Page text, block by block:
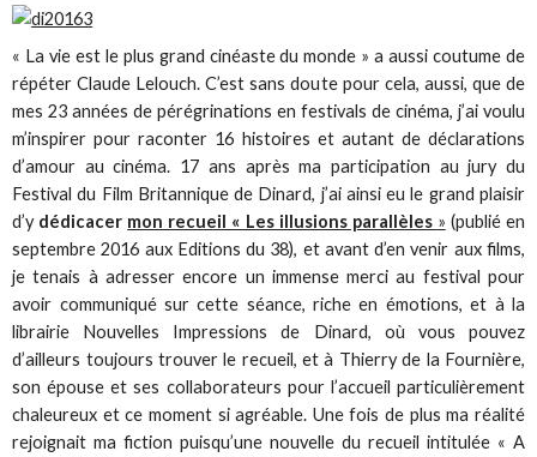
« La vie est le plus grand cinéaste du monde » a aussi coutume de
répéter Claude Lelouch. C’est sans doute pour cela, aussi, que de
mes 23 années de pérégrinations en festivals de cinéma, j’ai voulu
m’inspirer pour raconter 16 histoires et autant de déclarations
d’amour au cinéma. 17 ans après ma participation au jury du
Festival du Film Britannique de Dinard, j’ai ainsi eu le grand plaisir
d’y dédicacer mon recueil « Les illusions parallèles » (publié en
septembre 2016 aux Editions du 38), et avant d’en venir aux films,
je tenais à adresser encore un immense merci au festival pour
avoir communiqué sur cette séance, riche en émotions, et à la
librairie Nouvelles Impressions de Dinard, où vous pouvez
d’ailleurs toujours trouver le recueil, et à Thierry de la Fournière,
son épouse et ses collaborateurs pour l’accueil particulièrement
chaleureux et ce moment si agréable. Une fois de plus ma réalité
rejoignait ma fiction puisqu’une nouvelle du recueil intitulée « A